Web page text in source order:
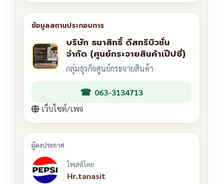
บริษัท ธนาสิทธิ์ ดีสทริบิวชั่น
จำกัด (ศูนย์กระจายสินค้าเป๊ปซี่)
กลุ่มธุรกิจศูนย์กระจายสินค้า
063-3134713
เว็บไซต์/เพจ
โพสต์โดย
Hr.tanasit